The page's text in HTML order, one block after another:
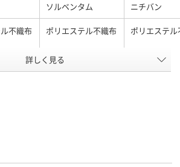
ソルベンタム ニチバン
不織布 ポリエステル不織布 ポリエステ
40
詳しく見る